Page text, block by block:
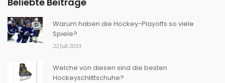
Warum haben die Hockey-Playoffs so viele
Spiele?
22 Juli 2023
Welche von diesen sind die besten
Hockeyschlittschuhe?